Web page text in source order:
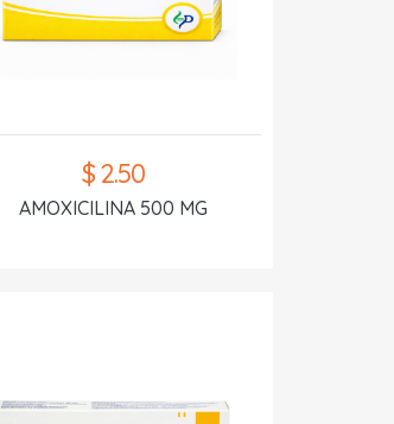
$ 2.50
AMOXICILINA 500 MG